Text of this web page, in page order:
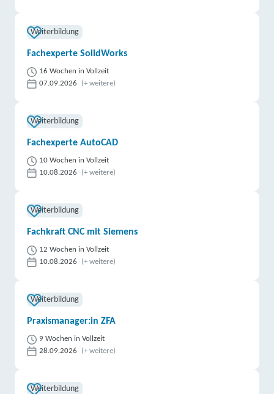
Weiterbildung
Fachexperte SolidWorks
16 Wochen in Vollzeit
07.09.2026
(+ weitere)
Weiterbildung
Fachexperte AutoCAD
10 Wochen in Vollzeit
10.08.2026
(+ weitere)
Weiterbildung
Fachkraft CNC mit Siemens
12 Wochen in Vollzeit
10.08.2026
(+ weitere)
Weiterbildung
Praxismanager:in ZFA
9 Wochen in Vollzeit
28.09.2026
(+ weitere)
Weiterbildung